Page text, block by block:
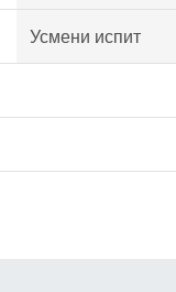
Усмени испит